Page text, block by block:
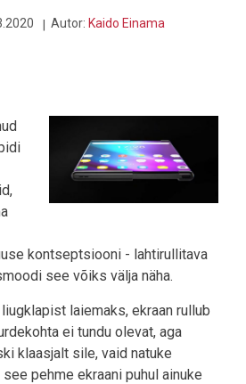
Autor: Kaido Einama
kontseptsiooni - lahtirullitava
see võiks välja näha.
laiemaks, ekraan rullub
ei tundu olevat, aga
klaasjalt sile, vaid natuke
pehme ekraani puhul ainuke